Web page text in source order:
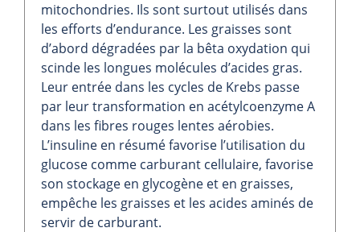
mitochondries. Ils sont surtout utilisés dans
les efforts d’endurance. Les graisses sont
d’abord dégradées par la bêta oxydation qui
scinde les longues molécules d’acides gras.
Leur entrée dans les cycles de Krebs passe
par leur transformation en acétylcoenzyme A
dans les fibres rouges lentes aérobies.
L’insuline en résumé favorise l’utilisation du
glucose comme carburant cellulaire, favorise
son stockage en glycogène et en graisses,
empêche les graisses et les acides aminés de
servir de carburant.